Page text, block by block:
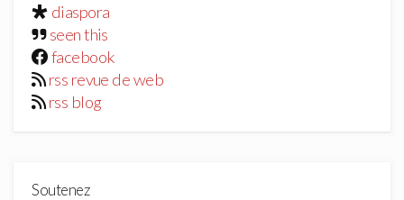
diaspora
seen this
facebook
rss revue de web
rss blog
Soutenez